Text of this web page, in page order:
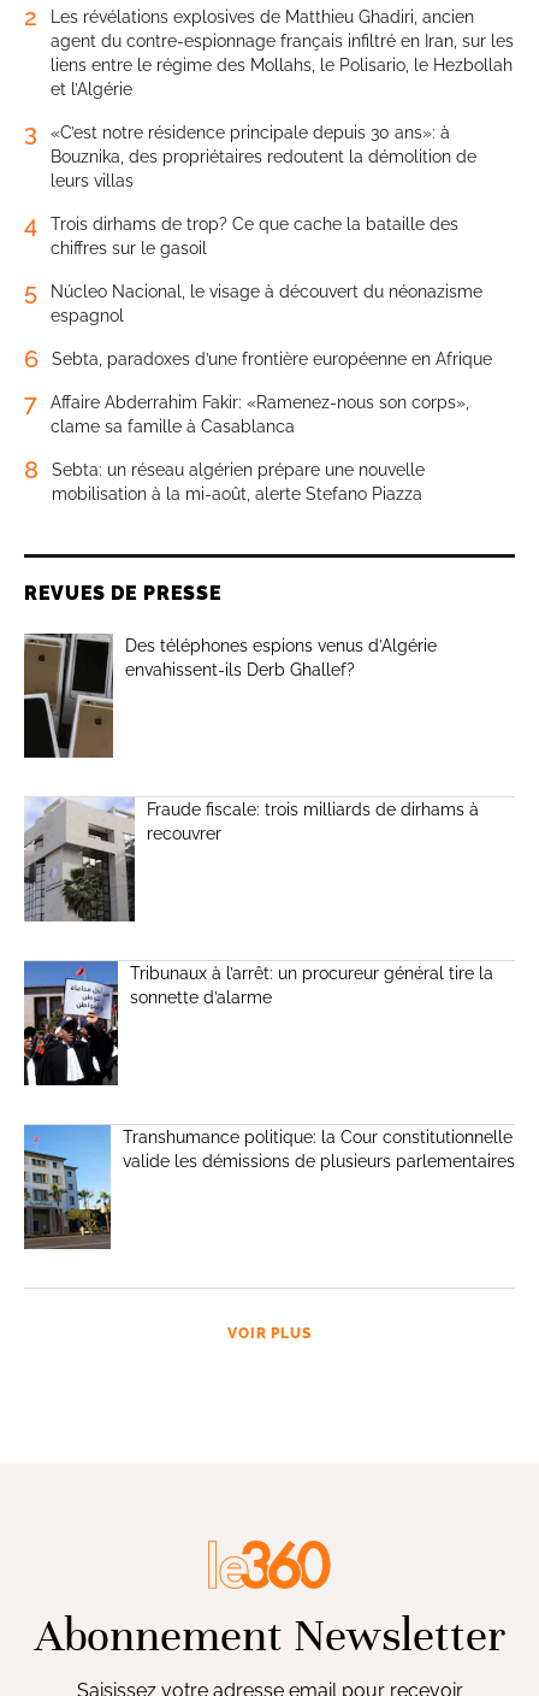
2
Les révélations explosives de Matthieu Ghadiri, ancien
agent du contre-espionnage français infiltré en Iran, sur les
liens entre le régime des Mollahs, le Polisario, le Hezbollah
et l’Algérie
3
«C’est notre résidence principale depuis 30 ans»: à
Bouznika, des propriétaires redoutent la démolition de
leurs villas
4
Trois dirhams de trop? Ce que cache la bataille des
chiffres sur le gasoil
5
Núcleo Nacional, le visage à découvert du néonazisme
espagnol
6 Sebta, paradoxes d’une frontière européenne en Afrique
7
Affaire Abderrahim Fakir: «Ramenez-nous son corps»,
clame sa famille à Casablanca
8
Sebta: un réseau algérien prépare une nouvelle
mobilisation à la mi-août, alerte Stefano Piazza
REVUES DE PRESSE
Des téléphones espions venus d’Algérie
envahissent-ils Derb Ghallef?
Fraude fiscale: trois milliards de dirhams à
recouvrer
Tribunaux à l’arrêt: un procureur général tire la
sonnette d’alarme
Transhumance politique: la Cour constitutionnelle
valide les démissions de plusieurs parlementaires
VOIR PLUS
Abonnement Newsletter
Saisissez votre adresse email pour recevoir